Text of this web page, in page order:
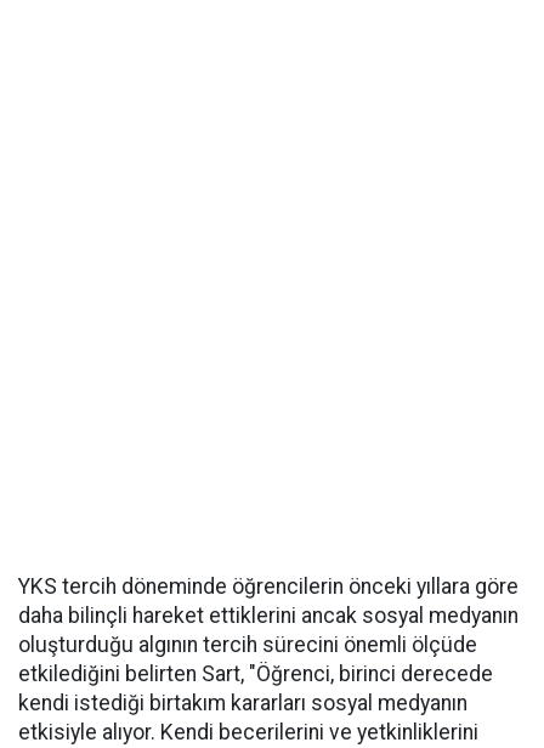
YKS tercih döneminde öğrencilerin önceki yıllara göre
daha bilinçli hareket ettiklerini ancak sosyal medyanın
oluşturduğu algının tercih sürecini önemli ölçüde
etkilediğini belirten Sart, "Öğrenci, birinci derecede
kendi istediği birtakım kararları sosyal medyanın
etkisiyle alıyor. Kendi becerilerini ve yetkinliklerini